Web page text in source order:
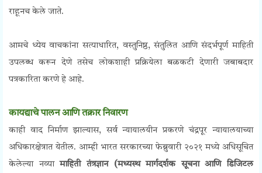
राहूनच केले जाते.
आमचे ध्येय वाचकांना सत्याधारित, वस्तुनिष्ठ, संतुलित आणि संदर्भपूर्ण माहिती
उपलब्ध करून देणे तसेच लोकशाही प्रक्रियेला बळकटी देणारी जबाबदार
पत्रकारिता करणे हे आहे.
कायद्याचे पालन आणि तक्रार निवारण
काही वाद निर्माण झाल्यास, सर्व न्यायालयीन प्रकरणे चंद्रपूर न्यायालयाच्या
अधिकारक्षेत्रात येतील. आम्ही भारत सरकारच्या फेब्रुवारी २०२१ मध्ये अधिसूचित
केलेल्या नव्यामाहिती तंत्रज्ञान (मध्यस्थ मार्गदर्शक सूचना आणि डिजिटल